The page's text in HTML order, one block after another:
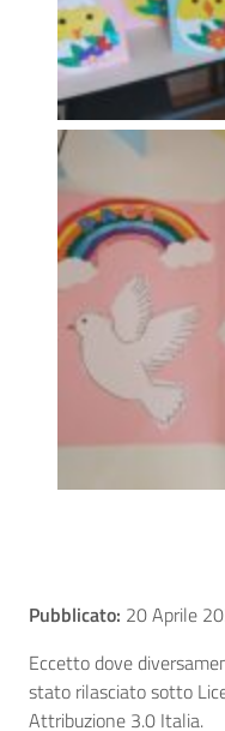
Pubblicato: 20 Aprile
Eccetto dove
stato rilasciato sotto
Attribuzione 3.0 Italia.